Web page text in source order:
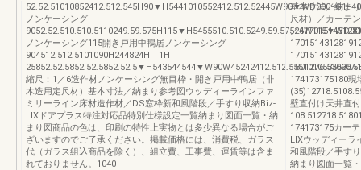
ノンケーシング
ノンケーシング115開き戸用中鴨居ノンケーシング
904512.512.5101090H244824H 1H
縮尺：1／6造作材ノンケーシング無目枠・開き戸用中鴨居（非
木造用定尺材）基本寸法／納まり参考図ウッディーラインファ
ミリーライン床材造作材／DS窓枠新和風階段／手すり収納Biz-
LIXドアプラス特注対応品特別仕様設定一覧納まり図面一覧・納
まり図商品の色は、印刷の特性上実物とは多少異なる場合がご
ざいますのでご了承ください。掲載価格には、消費税、ガラス
代（ガラス組込商品を除く）、組立費、工事費、運賃等は含ま
れておりません。1040
基本寸法／納ま
尺材）／カーテ
／
174173175180現
壁直付け天井直
174173175カー
LIXウッディーラ
和風階段／手す
納まり図面一覧